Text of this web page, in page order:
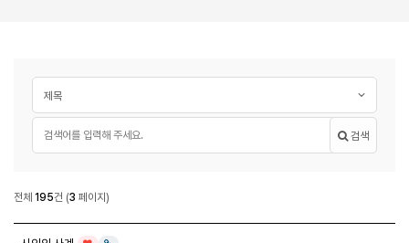
검색
공지사항
전체 195건 (3 페이지)